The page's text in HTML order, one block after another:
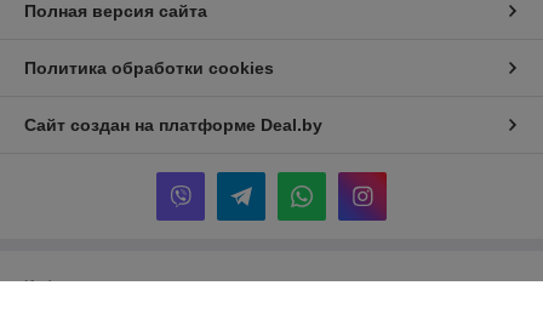
Полная версия сайта
Политика обработки cookies
Сайт создан на платформе Deal.by
Информация для покупателя